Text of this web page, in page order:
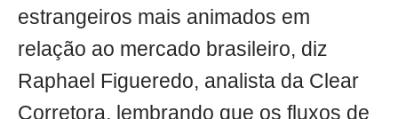
estrangeiros mais animados em
relação ao mercado brasileiro, diz
Raphael Figueredo, analista da Clear
Corretora, lembrando que os fluxos de